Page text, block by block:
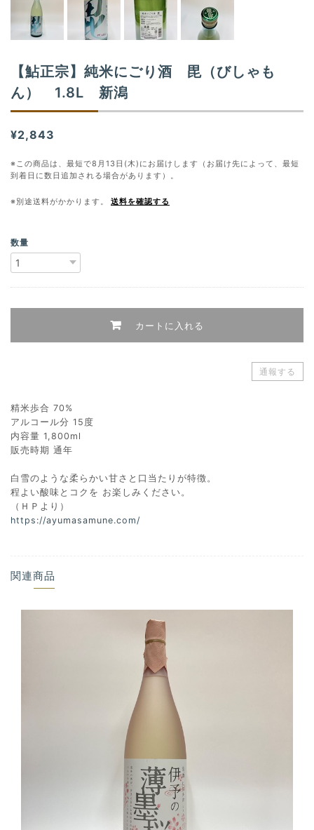
【鮎正宗】純米にごり酒 毘（びしゃも
ん） 1.8L 新潟
¥2,843
※この商品は、最短で8月13日(木)にお届けします（お届け先によって、最短
到着日に数日追加される場合があります）。
※別途送料がかかります。 送料を確認する
数量
カートに入れる
通報する
精米歩合 70%
アルコール分 15度
内容量 1,800ml
販売時期 通年
白雪のような柔らかい甘さと口当たりが特徴。
程よい酸味とコクを お楽しみください。
（ＨＰより）
https://ayumasamune.com/
関連商品